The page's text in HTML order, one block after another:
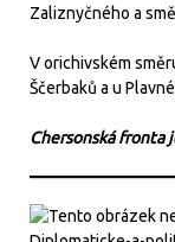
Zaliznyčného a
V orichivském
Ščerbaků a u
Chersonská fronta